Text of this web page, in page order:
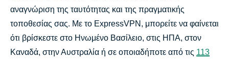
αναγνώριση της ταυτότητας και της πραγματικής
τοποθεσίας σας. Με το ExpressVPN, μπορείτε να φαίνεται
ότι βρίσκεστε στο Ηνωμένο Βασίλειο, στις ΗΠΑ, στον
Καναδά, στην Αυστραλία ή σε οποιαδήποτε από τις 113